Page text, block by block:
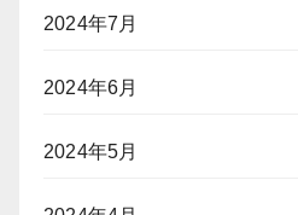
2024年7月
2024年6月
2024年5月